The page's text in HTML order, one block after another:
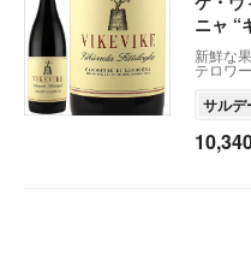
ニャ “
新鮮な
テロワ
サルデ